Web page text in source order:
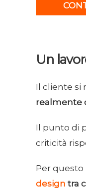
Un
Il cliente si
realmente
Il punto di
criticità
Per
design tra